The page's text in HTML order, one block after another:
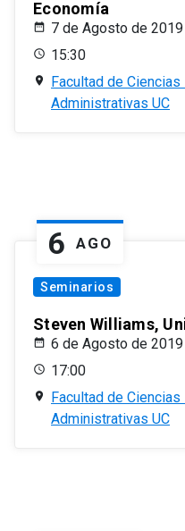
Economía
7 de Agosto de 2019
15:30
Facultad de
Administrativas UC
6 AGO
Seminarios
Steven Williams,
6 de Agosto de 2019
17:00
Facultad de
Administrativas UC